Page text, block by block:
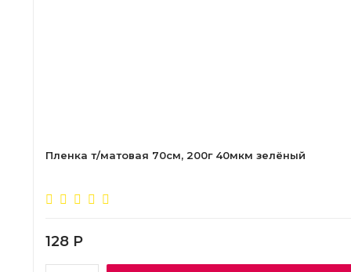
Пленка т/матовая 70см, 200г 40мкм зелёный
128 Р